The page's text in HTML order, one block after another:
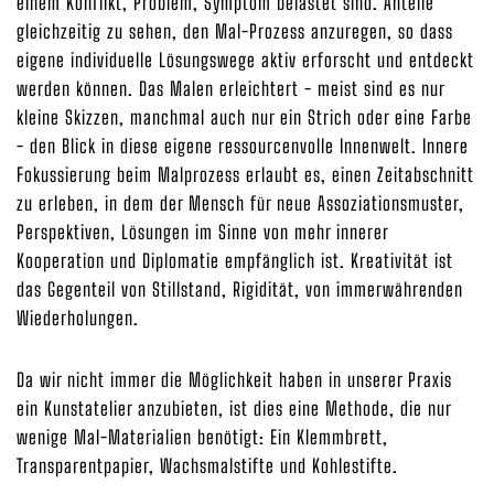
gleichzeitig zu sehen, den Mal-Prozess anzuregen, so dass
eigene individuelle Lösungswege aktiv erforscht und entdeckt
werden können. Das Malen erleichtert - meist sind es nur
kleine Skizzen, manchmal auch nur ein Strich oder eine Farbe
- den Blick in diese eigene ressourcenvolle Innenwelt. Innere
Fokussierung beim Malprozess erlaubt es, einen Zeitabschnitt
zu erleben, in dem der Mensch für neue Assoziationsmuster,
Perspektiven, Lösungen im Sinne von mehr innerer
Kooperation und Diplomatie empfänglich ist. Kreativität ist
das Gegenteil von Stillstand, Rigidität, von immerwährenden
Wiederholungen.
Da wir nicht immer die Möglichkeit haben in unserer Praxis
ein Kunstatelier anzubieten, ist dies eine Methode, die nur
wenige Mal-Materialien benötigt: Ein Klemmbrett,
Transparentpapier, Wachsmalstifte und Kohlestifte.